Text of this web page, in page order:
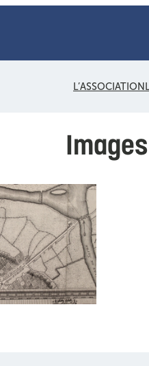
L’ASSOCIATION